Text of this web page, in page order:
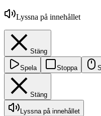
Lyssna på innehållet
Stäng
Spela Stoppa
Stäng
Lyssna på innehållet